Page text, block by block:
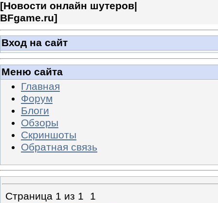
[Новости онлайн шутеров|
BFgame.ru]
Вход на сайт
Меню сайта
Главная
Форум
Блоги
Обзоры
Скриншоты
Обратная связь
Страница 1 из 1
1